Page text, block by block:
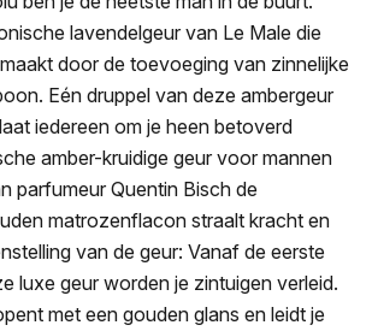
lavendelgeur van Le Male die
door de toevoeging van zinnelijke
Eén druppel van deze ambergeur
iedereen om je heen betoverd
amber-kruidige geur voor mannen
parfumeur Quentin Bisch de
matrozenflacon straalt kracht en
van de geur: Vanaf de eerste
luxe geur worden je zintuigen verleid.
met een gouden glans en leidt je